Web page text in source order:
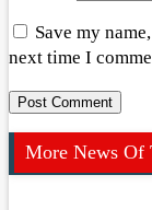
Save my
next time I
More News Of